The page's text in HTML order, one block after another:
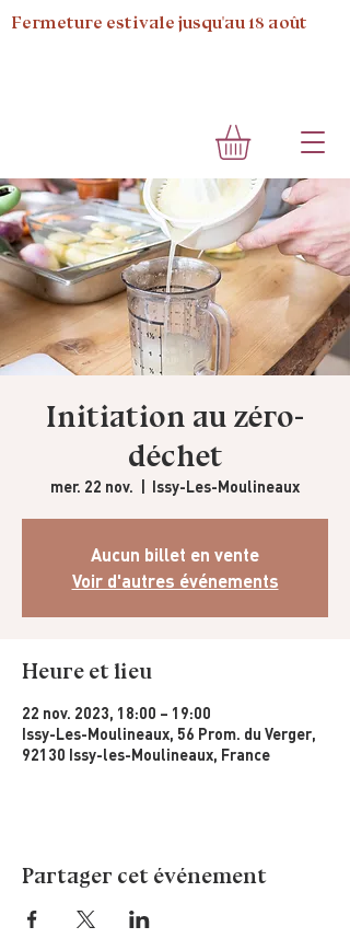
Fermeture estivale jusqu'au 18 août
Initiation au zéro-
déchet
mer. 22 nov. Issy-Les-Moulineaux
Aucun billet en vente
Voir d'autres événements
Heure et lieu
22 nov. 2023, 18:00 – 19:00
Issy-Les-Moulineaux, 56 Prom. du Verger,
92130 Issy-les-Moulineaux, France
Partager cet événement